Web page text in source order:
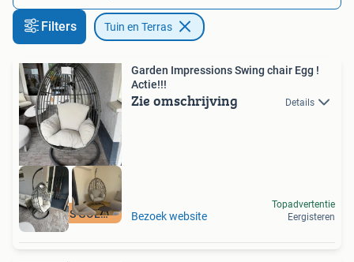
Filters Tuin en Terras
NERGENS GOEDKOPER
Garden Impressions Swing chair Egg !
Actie!!!
Zie omschrijving Details
Bezoek website
Topadvertentie
Eergisteren